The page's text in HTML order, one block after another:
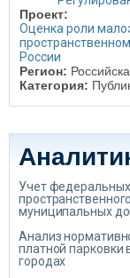
Проект:
Оценка роли
России
Регион:
Категория:
Учет
муниципальных
Анализ
платной парковки
городах